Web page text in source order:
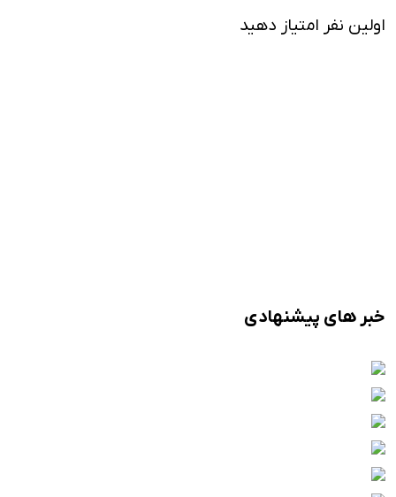
اولین نفر امتیاز دهید
خبر های پیشنهادی